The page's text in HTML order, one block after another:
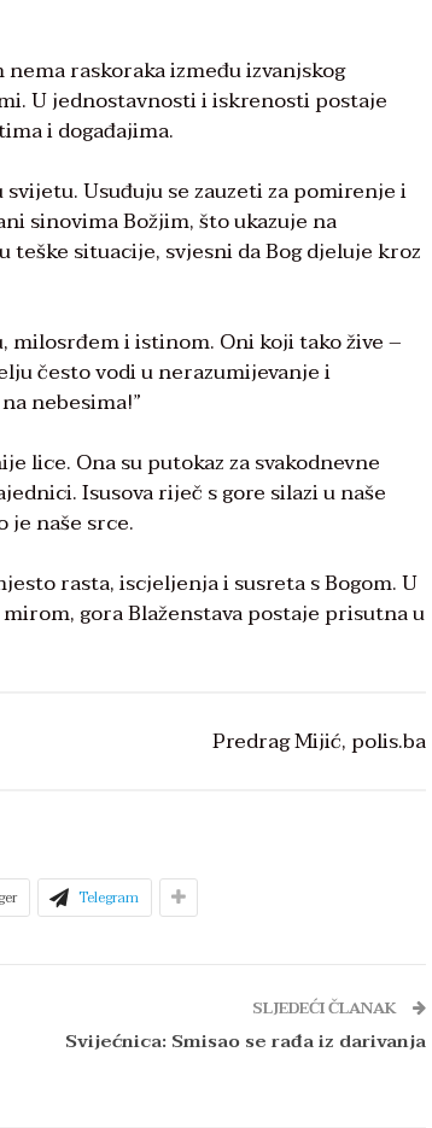
raskoraka između izvanjskog
U jednostavnosti i iskrenosti postaje
i događajima.
Usuđuju se zauzeti za pomirenje i
sinovima Božjim, što ukazuje na
situacije, svjesni da Bog djeluje kroz
milosrđem i istinom. Oni koji tako žive –
često vodi u nerazumijevanje i
nebesima!”
lice. Ona su putokaz za svakodnevne
Isusova riječ s gore silazi u naše
je naše srce.
rasta, iscjeljenja i susreta s Bogom. U
gora Blaženstava postaje prisutna u
Predrag Mijić, polis.ba
Telegram
SLJEDEĆI ČLANAK
Svijećnica: Smisao se rađa iz darivanja